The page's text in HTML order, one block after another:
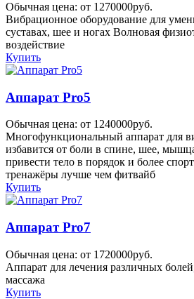
Обычная цена: от 1270000руб.
Вибрационное оборудование для
суставах, шее и ногах Волновая
воздействие
Купить
Аппарат Pro5
Обычная цена: от 1240000руб.
Многофункциональный аппарат для
избавится от боли в спине, шее,
привести тело в порядок и более
тренажёры лучше чем фитвайб
Купить
Аппарат Pro7
Обычная цена: от 1720000руб.
Аппарат для лечения различных
массажа
Купить